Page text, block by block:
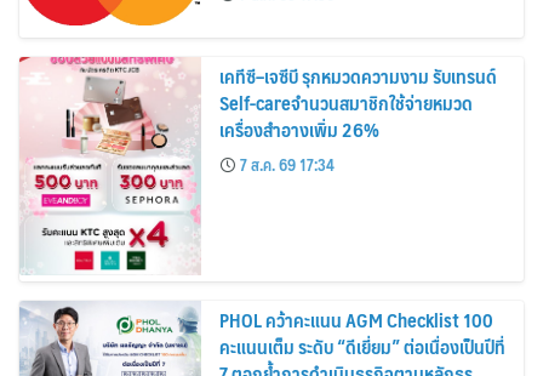
เคทีซี–เจซีบี รุกหมวดความงาม รับเทรนด์
Self-careจำนวนสมาชิกใช้จ่ายหมวด
เครื่องสำอางเพิ่ม 26%
7 ส.ค. 69 17:34
PHOL คว้าคะแนน AGM Checklist 100
คะแนนเต็ม ระดับ “ดีเยี่ยม” ต่อเนื่องเป็นปีที่